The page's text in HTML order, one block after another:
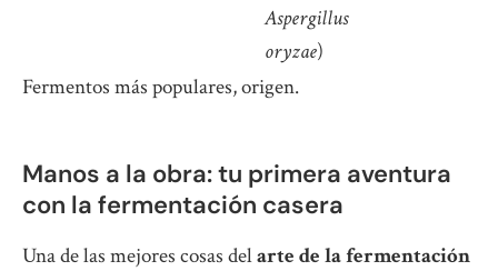
Aspergillus
oryzae)
Fermentos más populares, origen.
Manos a la obra: tu primera aventura
con la fermentación casera
Una de las mejores cosas delarte de la fermentación